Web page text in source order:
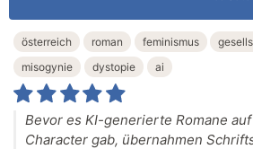
österreich roman feminismus
misogynie
dystopie ai
Bevor es KI-generierte Romane
Character gab, übernahmen